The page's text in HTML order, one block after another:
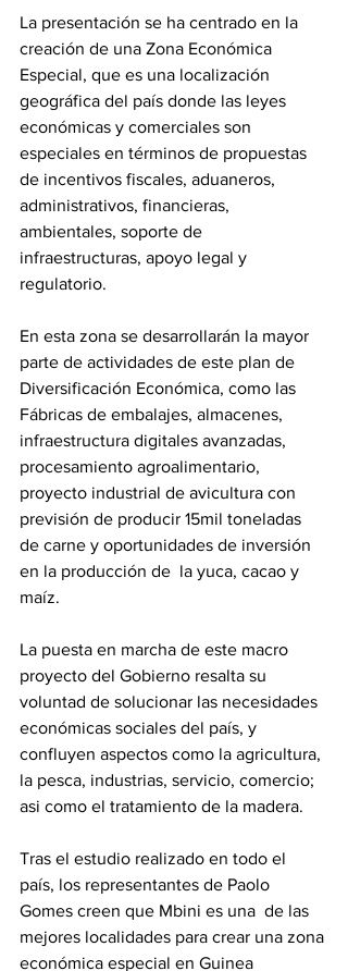
La presentación se ha centrado en la
creación de una Zona Económica
Especial, que es una localización
geográfica del país donde las leyes
económicas y comerciales son
especiales en términos de propuestas
de incentivos fiscales, aduaneros,
administrativos, financieras,
ambientales, soporte de
infraestructuras, apoyo legal y
regulatorio.
En esta zona se desarrollarán la mayor
parte de actividades de este plan de
Diversificación Económica, como las
Fábricas de embalajes, almacenes,
infraestructura digitales avanzadas,
procesamiento agroalimentario,
proyecto industrial de avicultura con
previsión de producir 15mil toneladas
de carne y oportunidades de inversión
en la producción de  la yuca, cacao y
maíz.
La puesta en marcha de este macro
proyecto del Gobierno resalta su
voluntad de solucionar las necesidades
económicas sociales del país, y
confluyen aspectos como la agricultura,
la pesca, industrias, servicio, comercio;
asi como el tratamiento de la madera.
Tras el estudio realizado en todo el
país, los representantes de Paolo
Gomes creen que Mbini es una  de las
mejores localidades para crear una zona
económica especial en Guinea